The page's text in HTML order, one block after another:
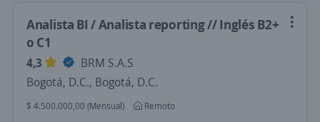
Analista BI / Analista reporting // Inglés B2+
o C1
4,3
BRM S.A.S
Bogotá, D.C., Bogotá, D.C.
$ 4.500.000,00 (Mensual) Remoto